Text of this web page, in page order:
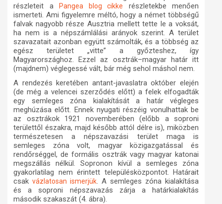
részleteit a
Pangea blog cikke
részletekbe menően
ismerteti. Ami figyelemre méltó, hogy a német többségű
falvak nagyobb része Ausztria mellett tette le a voksát,
ha nem is a népszámlálási arányok szerint. A terület
szavazatait azonban együtt számolták, és a többség az
egész területet „vitte” a győzteshez, így
Magyarországhoz. Ezzel az osztrák–magyar határ itt
(majdnem) véglegessé vált, bár még sehol máshol nem.
A rendezés keretében antant-javaslatra október elején
(de még a velencei szerződés előtt) a felek elfogadták
egy semleges zóna kialakítását a határ végleges
meghúzása előtt. Ennek nyugati részéig vonulhattak be
az osztrákok 1921 novemberében (előbb a soproni
területtől északra, majd később attól délre is), miközben
természetesen a népszavazási terület maga is
semleges zóna volt, magyar közigazgatással és
rendőrséggel, de formális osztrák vagy magyar katonai
megszállás nélkül. Sopronon kívül a semleges zóna
gyakorlatilag nem érintett településközpontot. Határait
csak vázlatosan ismerjük. A semleges zóna kialakítása
és a soproni népszavazás zárja a határkialakítás
második szakaszát (4. ábra).